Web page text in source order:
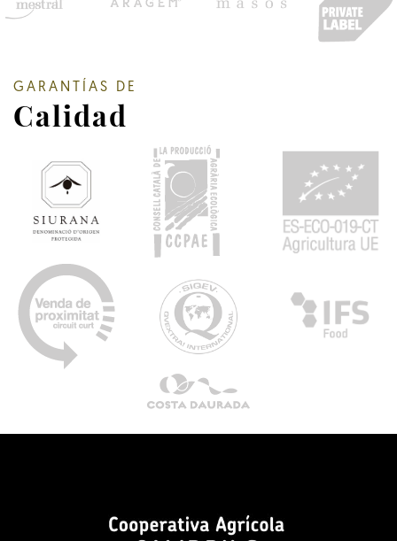
GARANTÍAS DE
Calidad